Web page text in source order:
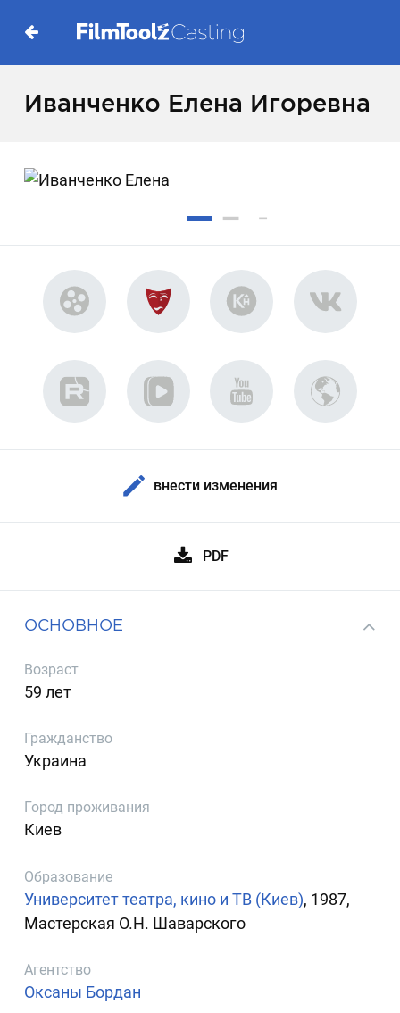
Иванченко Елена Игоревна
внести изменения
PDF
ОСНОВНОЕ
Возраст
59 лет
Гражданство
Украина
Город проживания
Киев
Образование
Университет театра, кино и ТВ (Киев), 1987,
Мастерская О.Н. Шаварского
Агентство
Оксаны Бордан